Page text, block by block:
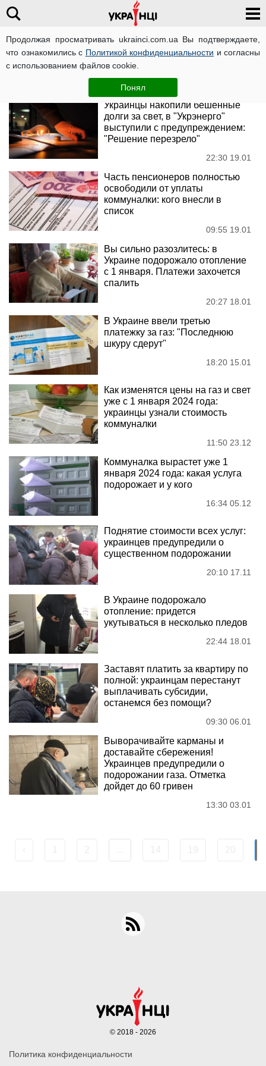
Продолжая просматривать ukrainci.com.ua Вы подтверждаете,
что ознакомились с Политикой конфиденциальности и согласны
с использованием файлов cookie.
Понял
коммунальные тарифы
Украинцы накопили бешенные
долги за свет, в "Укрэнерго"
выступили с предупреждением:
"Решение перезрело"
22:30 19.01
Часть пенсионеров полностью
освободили от уплаты
коммуналки: кого внесли в
список
09:55 19.01
Вы сильно разозлитесь: в
Украине подорожало отопление
с 1 января. Платежи захочется
спалить
20:27 18.01
В Украине ввели третью
платежку за газ: "Последнюю
шкуру сдерут"
18:20 15.01
Как изменятся цены на газ и свет
уже с 1 января 2024 года:
украинцы узнали стоимость
коммуналки
11:50 23.12
Коммуналка вырастет уже 1
января 2024 года: какая услуга
подорожает и у кого
16:34 05.12
Поднятие стоимости всех услуг:
украинцев предупредили о
существенном подорожании
20:10 17.11
В Украине подорожало
отопление: придется
укутываться в несколько пледов
22:44 18.01
Заставят платить за квартиру по
полной: украинцам перестанут
выплачивать субсидии,
останемся без помощи?
09:30 06.01
Выворачивайте карманы и
доставайте сбережения!
Украинцев предупредили о
подорожании газа. Отметка
дойдет до 60 гривен
13:30 03.01
Политика конфиденциальности
© 2018 - 2026